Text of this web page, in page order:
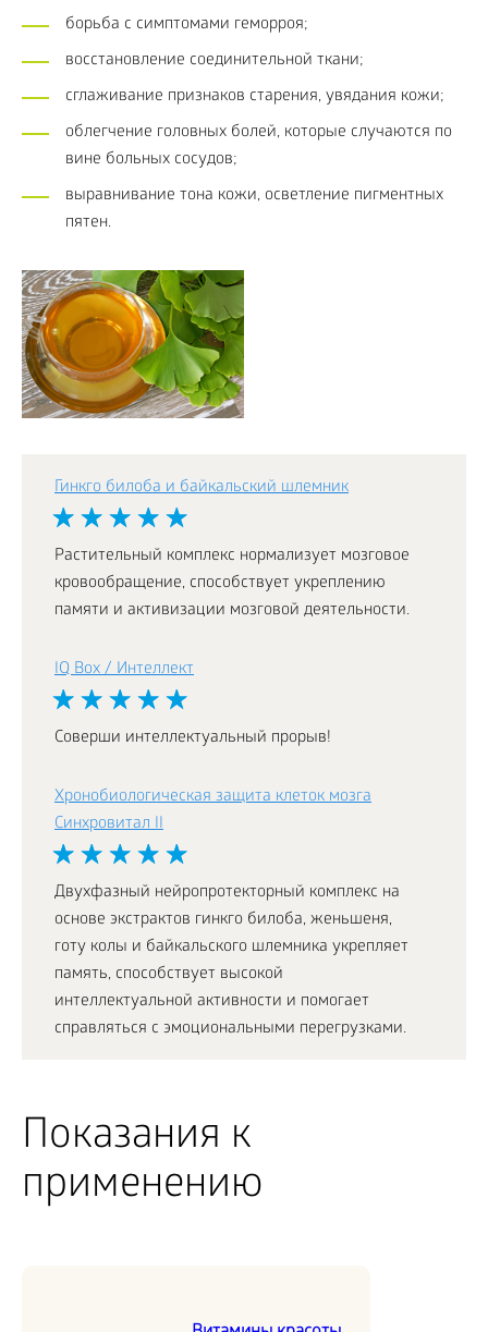
борьба с симптомами геморроя;
восстановление соединительной ткани;
сглаживание признаков старения, увядания кожи;
облегчение головных болей, которые случаются по
вине больных сосудов;
выравнивание тона кожи, осветление пигментных
пятен.
Гинкго билоба и байкальский шлемник
Растительный комплекс нормализует мозговое
кровообращение, способствует укреплению
памяти и активизации мозговой деятельности.
IQ Box / Интеллект
Соверши интеллектуальный прорыв!
Хронобиологическая защита клеток мозга
Синхровитал II
Двухфазный нейропротекторный комплекс на
основе экстрактов гинкго билоба, женьшеня,
готу колы и байкальского шлемника укрепляет
память, способствует высокой
интеллектуальной активности и помогает
справляться с эмоциональными перегрузками.
Показания к
применению